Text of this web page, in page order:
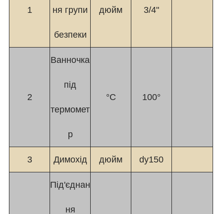
1 ня групи
безпеки
дюйм 3/4"
2
Ванночка
під
термомет
р
°C 100°
3 Димохід дюйм dy150
Під'єднан
ня